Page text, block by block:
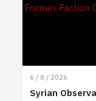
6 / 8 / 2026
Syrian